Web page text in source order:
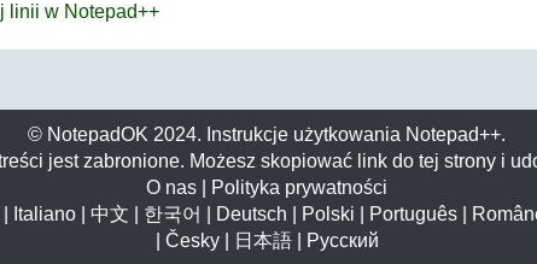
linii w Notepad++
© NotepadOK 2024. Instrukcje użytkowania Notepad++.
jest zabronione. Możesz skopiować link do tej strony i
O nas
Polityka prywatności
Italiano| 中文 한국어 Deutsch Polski Português|
Česky| 日本語| Русский